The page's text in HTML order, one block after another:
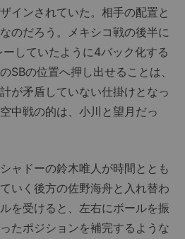
インされていた。相手の配置と
のだろう。メキシコ戦の後半に
していたように4バック化する
SBの位置へ押し出せることは、
が矛盾していない仕掛けとなっ
中戦の的は、小川と望月だっ
ャドーの鈴木唯人が時間ととも
いく後方の佐野海舟と入れ替わ
を受けると、左右にボールを振
たポジションを補完するような